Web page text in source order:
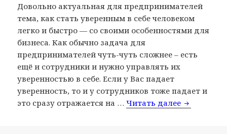
Довольно актуальная для предпринимателей
тема, как стать уверенным в себе человеком
легко и быстро — со своими особенностями для
бизнеса. Как обычно задача для
предпринимателей чуть-чуть сложнее – есть
ещё и сотрудники и нужно управлять их
уверенностью в себе. Если у Вас падает
уверенность, то и у сотрудников тоже падает и
это сразу отражается на …Читать далее Как стать